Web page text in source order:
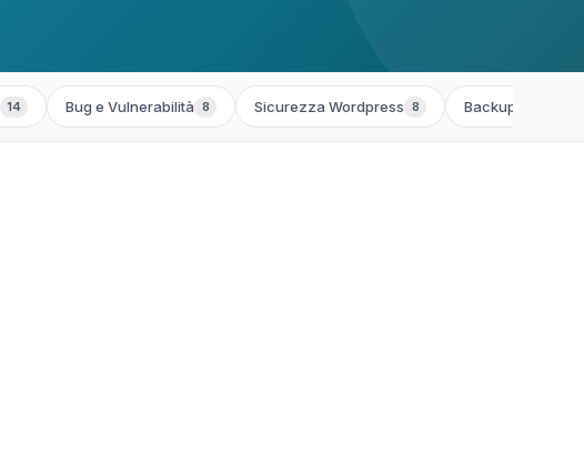
14 Bug e Vulnerabilità 8 Sicurezza Wordpress 8 Backup e